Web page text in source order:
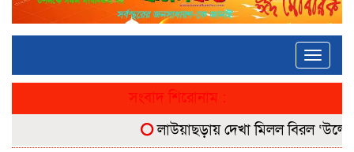
Toggle
সংবাদ শিরোনাম :
লাউয়াছড়ায় দেখা মিলল বিরল